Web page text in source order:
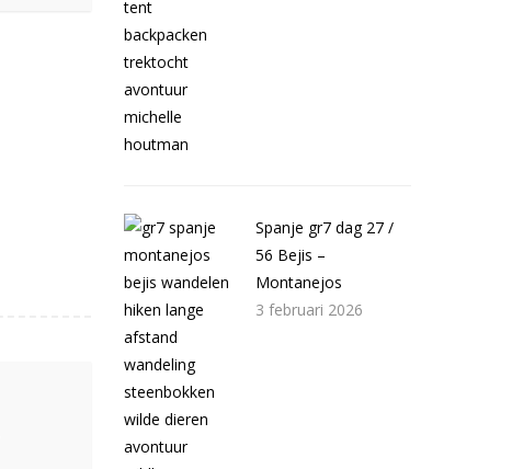
Spanje gr7 dag 27 /
56 Bejis –
Montanejos
3 februari 2026